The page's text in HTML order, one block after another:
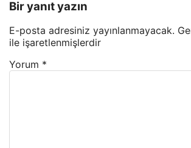
Bir yanıt yazın
E-posta adresiniz yayınlanmayacak.
ile işaretlenmişlerdir
Yorum *